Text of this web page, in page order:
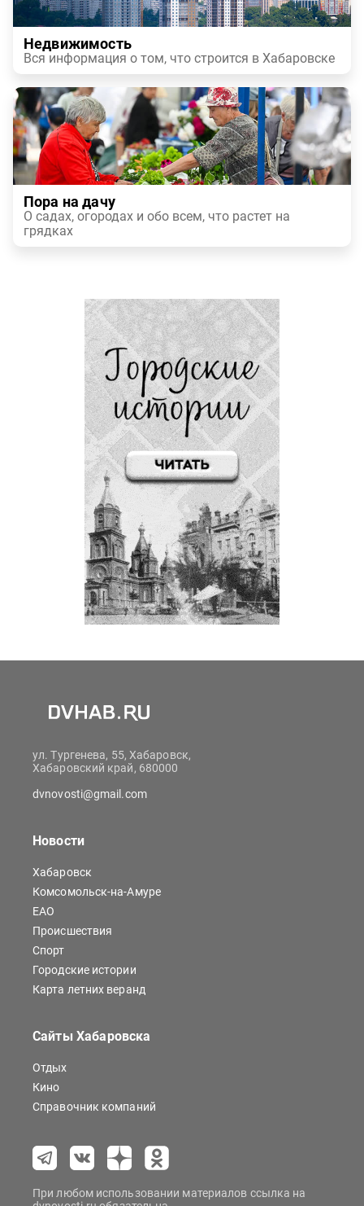
Недвижимость
Вся информация о том, что строится в Хабаровске
Пора на дачу
О садах, огородах и обо всем, что растет на
грядках
ул. Тургенева, 55, Хабаровск,
Хабаровский край, 680000
dvnovosti@gmail.com
Новости
Хабаровск
Комсомольск-на-Амуре
ЕАО
Происшествия
Спорт
Городские истории
Карта летних веранд
Сайты Хабаровска
Отдых
Кино
Справочник компаний
При любом использовании материалов ссылка на